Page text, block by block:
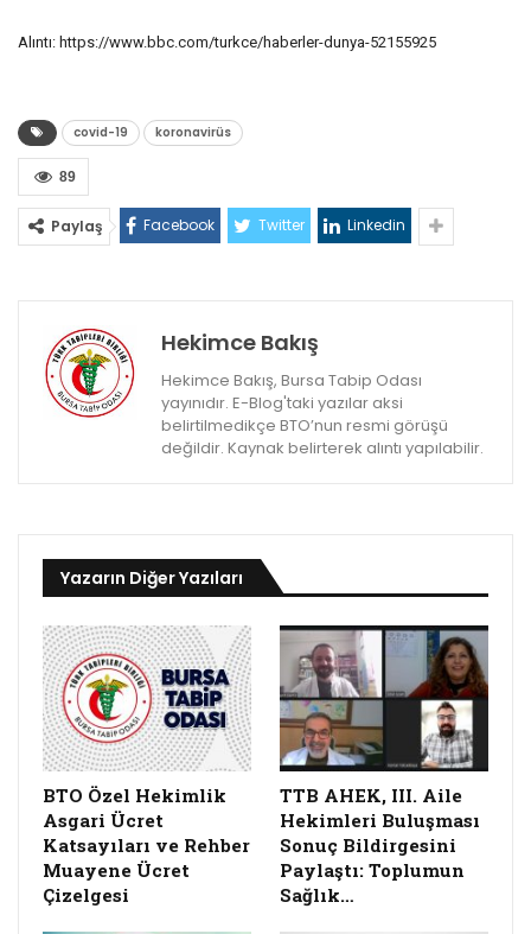
Alıntı: https://www.bbc.com/turkce/haberler-dunya-52155925
covid-19 koronavirüs
89
Paylaş Facebook Twitter Linkedin
Hekimce Bakış
Hekimce Bakış, Bursa Tabip Odası
yayınıdır. E-Blog'taki yazılar aksi
belirtilmedikçe BTO’nun resmi görüşü
değildir. Kaynak belirterek alıntı yapılabilir.
Yazarın Diğer Yazıları
BTO Özel Hekimlik
Asgari Ücret
Katsayıları ve Rehber
Muayene Ücret
Çizelgesi
TTB AHEK, III. Aile
Hekimleri Buluşması
Sonuç Bildirgesini
Paylaştı: Toplumun
Sağlık…